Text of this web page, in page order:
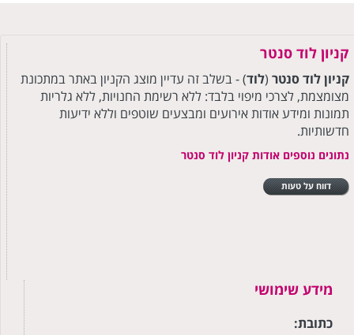
קניון לוד סנטר
קניוןלודסנטר (לוד) - בשלב זה עדיין מוצג הקניון באתר במתכונת
מצומצמת, לצרכי מיפוי בלבד: ללא רשימת החנויות, ללא גלריות
תמונות ומידע אודות אירועים ומבצעים שוטפים וללא ידיעות
חדשותיות.
נתונים נוספים אודות קניון לוד סנטר
דווח על טעות
מידע שימושי
כתובת: